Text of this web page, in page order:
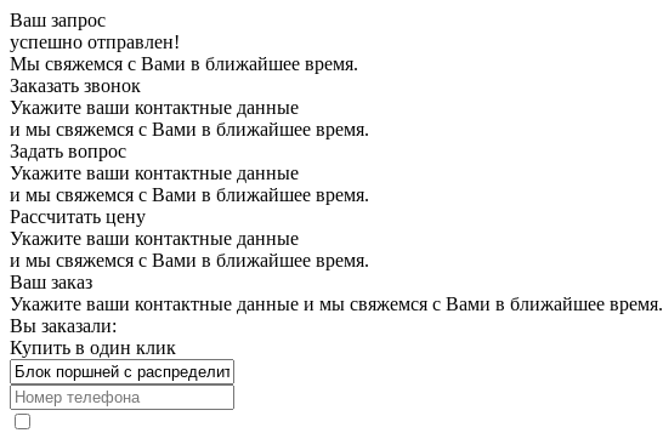
Ваш запрос
успешно отправлен!
Мы свяжемся с Вами в ближайшее время.
Заказать звонок
Укажите ваши контактные данные
и мы свяжемся с Вами в ближайшее время.
Задать вопрос
Укажите ваши контактные данные
и мы свяжемся с Вами в ближайшее время.
Рассчитать цену
Укажите ваши контактные данные
и мы свяжемся с Вами в ближайшее время.
Ваш заказ
Укажите ваши контактные данные и мы свяжемся с Вами в ближайшее время.
Вы заказали:
Купить в один клик